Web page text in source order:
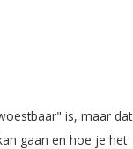
is, maar dat
gaan en hoe je het